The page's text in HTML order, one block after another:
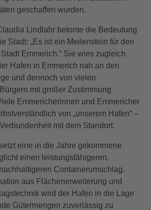
geschaffen wurden.
Lindlahr betonte die Bedeutung
Stadt: „Es ist ein Meilenstein für den
Emmerich.“ Sie wies zugleich
Hafen in Emmerich nah an den
und dennoch von vielen
mit großer Zustimmung
Emmericherinnen und Emmericher
von „unserem Hafen“ –
mit dem Standort.
eine in die Jahre gekommene
einen leistungsfähigeren,
Containerumschlag.
aus Flächenerweiterung und
wird der Hafen in die Lage
Gütermengen zuverlässig zu